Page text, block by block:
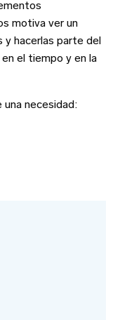
motiva ver un
y hacerlas parte del
el tiempo y en la
una necesidad: